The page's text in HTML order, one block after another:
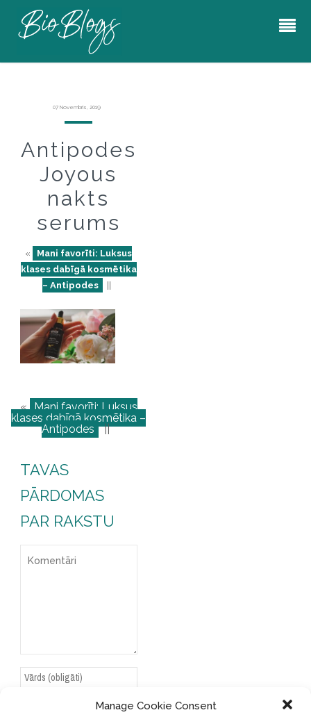
Manage Cookie Consent
07 Novembris, 2019
Antipodes
Joyous
nakts
serums
«
Mani favorīti: Luksus
klases dabīgā kosmētika
– Antipodes
« Mani favorīti: Luksus
klases dabīgā kosmētika –
Antipodes ||
TAVAS
PĀRDOMAS
PAR RAKSTU